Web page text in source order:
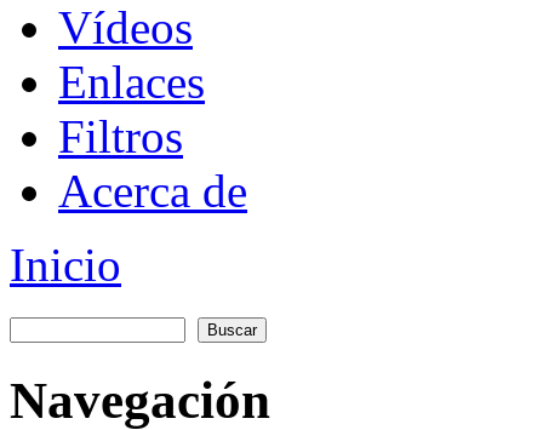
Vídeos
Enlaces
Filtros
Acerca de
You are here
Inicio
Formulario de búsqueda
Navegación